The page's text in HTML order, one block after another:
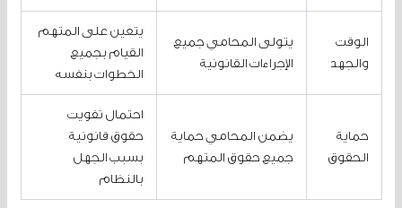
الوقت
والجهد
يتولى المحامي جميع
الإجراءات القانونية
يتعين على المتهم
القيام بجميع
الخطوات بنفسه
حماية
الحقوق
يضمن المحامي حماية
جميع حقوق المتهم
احتمال تفويت
حقوق قانونية
بسبب الجهل
بالنظام